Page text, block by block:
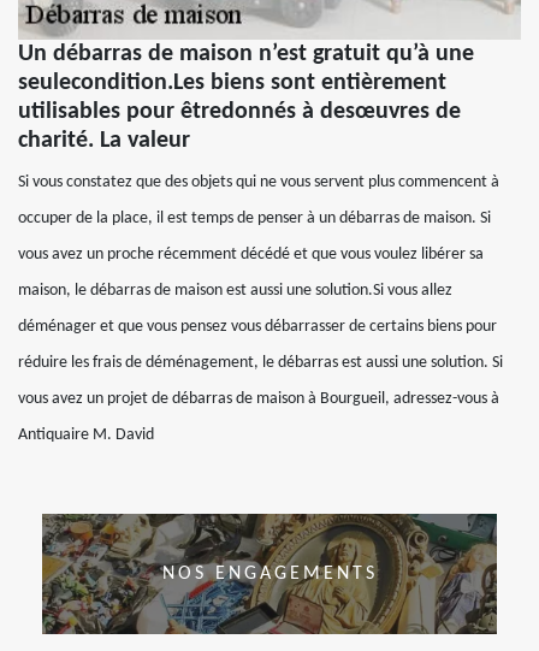
Un débarras de maison n’est gratuit qu’à une
seulecondition.Les biens sont entièrement
utilisables pour êtredonnés à desœuvres de
charité. La valeur
Si vous constatez que des objets qui ne vous servent plus commencent à
occuper de la place, il est temps de penser à un débarras de maison. Si
vous avez un proche récemment décédé et que vous voulez libérer sa
maison, le débarras de maison est aussi une solution.Si vous allez
déménager et que vous pensez vous débarrasser de certains biens pour
réduire les frais de déménagement, le débarras est aussi une solution. Si
vous avez un projet de débarras de maison à Bourgueil, adressez-vous à
Antiquaire M. David
NOS ENGAGEMENTS